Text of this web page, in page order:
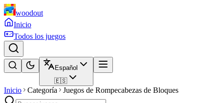
woodout
Inicio
Todos los juegos
Español
🇪🇸
Inicio Categoría Juegos de Rompecabezas de Bloques